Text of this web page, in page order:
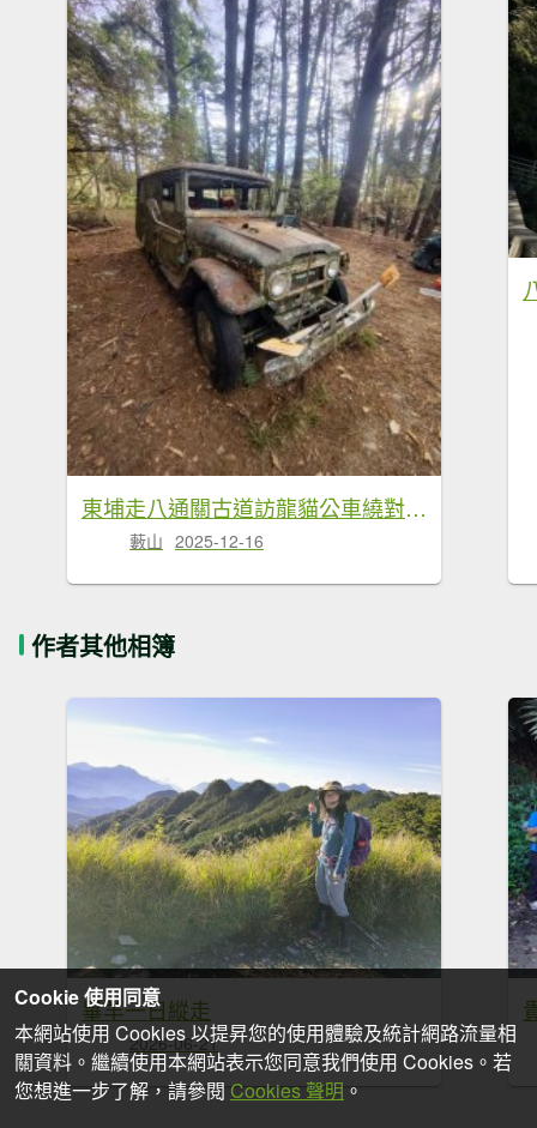
東埔走八通關古道訪龍貓公車繞對關山O型
藪山 2025-12-16
作者其他相簿
畢羊一日縱走
2026-06-21
Cookie 使用同意
本網站使用 Cookies 以提昇您的使用體驗及統計網路流量相
關資料。繼續使用本網站表示您同意我們使用 Cookies。若
您想進一步了解，請參閱 Cookies 聲明 。